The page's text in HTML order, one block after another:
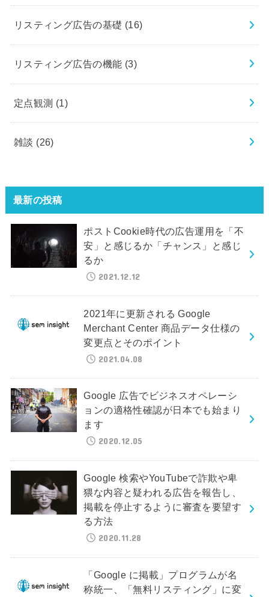
リスティング広告の基礎 (16)
リスティング広告の機能 (3)
定点観測 (1)
雑談 (26)
最新の投稿
ポストCookie時代の広告運用を「不
安」と感じるか「チャンス」と感じ
るか
2021.12.12
2021年に更新される Google
Merchant Center 商品データ仕様の
変更点とそのポイント
2021.04.08
Google 広告でビジネスオペレーシ
ョンの適格性確認が日本でも始まり
ます
2020.12.05
Google 検索やYouTubeで詐欺や卑
猥な内容と疑われる広告を報告し、
掲載を停止するように審査を要望す
る方法
2020.11.28
「Google に掲載」プログラムが名
称統一、「無料リスティング」に変